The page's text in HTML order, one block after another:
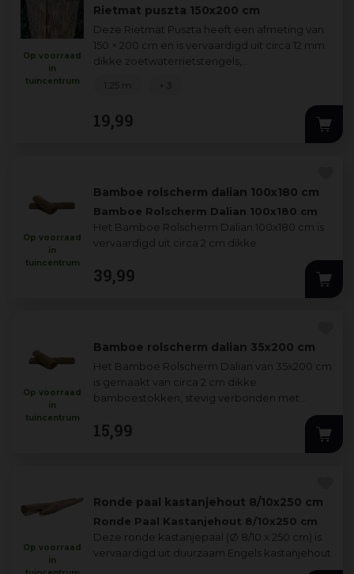
Rietmat puszta 150x200 cm
Deze Rietmat Puszta heeft een afmeting van
150 × 200 cm en is vervaardigd uit circa 12 mm
dikke zoetwaterrietstengels,
draad voor du
Op voorraad
in
tuincentrum
19,99
1,25 m + 3
Bamboe rolscherm dalian 100x180 cm
Bamboe Rolscherm Dalian 100x180 cm
Het Bamboe Rolscherm Dalian 100x180 cm is
vervaardigd uit circa 2 cm dikke
Op voorraad
in
tuincentrum
39,99
Bamboe rolscherm dalian 35x200 cm
Het Bamboe Rolscherm Dalian van 35x200 cm
is gemaakt van circa 2 cm dikke
bamboestokken, stevig verbonden met
levensduur. Perfe
Op voorraad
in
tuincentrum
15,99
Ronde paal kastanjehout 8/10x250 cm
Ronde Paal Kastanjehout 8/10x250 cm
Deze ronde kastanjepaal (Ø 8/10 x 250 cm) is
vervaardigd uit duurzaam Engels kastanjehout
Op voorraad
in